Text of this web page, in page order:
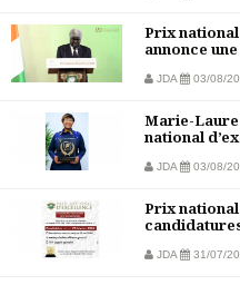
Prix national
annonce
JDA 03/08/
Marie-Laure
national
JDA 03/08/
Prix national
JDA 31/07/